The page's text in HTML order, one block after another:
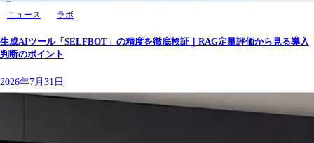
ニュース ラボ
生成AIツール「SELFBOT」の精度を徹底検証｜RAG定量評価から見る導入
判断のポイント
2026年7月31日